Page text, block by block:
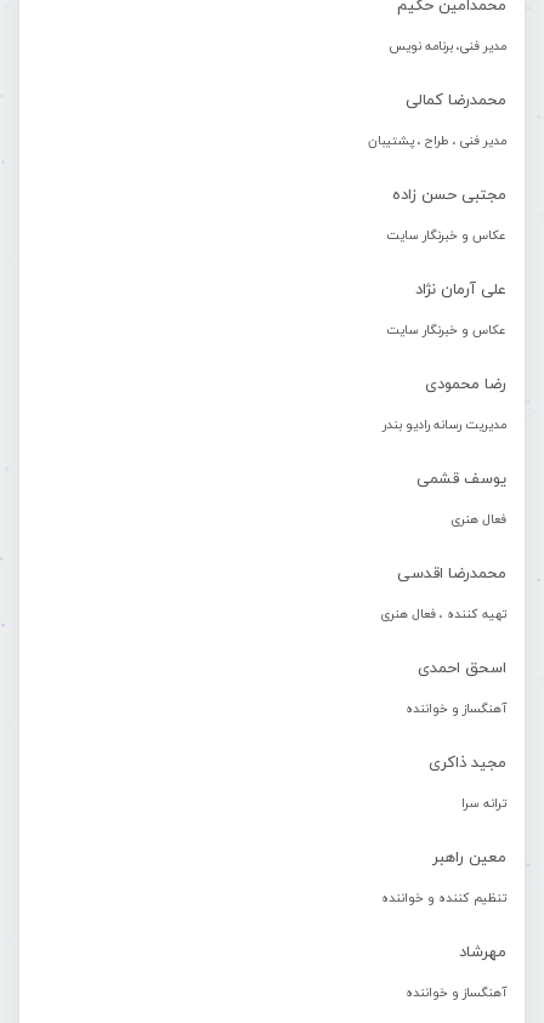
محمدامین حکیم
مدیر فنی، برنامه نویس
محمدرضا کمالی
مدیر فنی ، طراح ، پشتیبان
مجتبی حسن زاده
عکاس و خبرنگار سایت
علی آرمان نژاد
عکاس و خبرنگار سایت
رضا محمودی
مدیریت رسانه رادیو بندر
یوسف قشمی
فعال هنری
محمدرضا اقدسی
تهیه کننده ، فعال هنری
اسحق احمدی
آهنگساز و خواننده
مجید ذاکری
ترانه سرا
معین راهبر
تنظیم کننده و خواننده
مهرشاد
آهنگساز و خواننده